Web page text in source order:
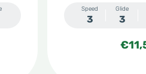
Speed
3
Glide
3
€